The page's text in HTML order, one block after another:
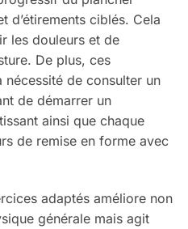
d’étirements ciblés. Cela
les douleurs et de
De plus, ces
de consulter un
de démarrer un
ainsi que chaque
de remise en forme avec
adaptés améliore non
générale mais agit